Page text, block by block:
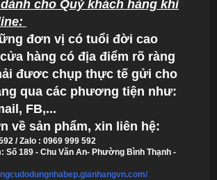
cho Quý khách hàng khi
đơn vị có tuổi đời cao
hàng có địa điểm rõ ràng
đươc chụp thực tế gửi cho
qua các phương tiện như:
FB,...
về sản phẩm, xin liên hệ:
/ Zalo : 0969 999 592
Số 189 - Chu Văn An- Phường Bình Thạnh -